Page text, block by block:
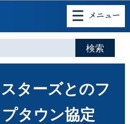
ジの本文へ移動
ターズとのフ
タウン協定